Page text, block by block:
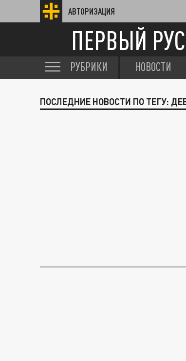
АВТОРИЗАЦИЯ
ПЕРВЫЙ
РУБРИКИ НОВОСТИ
ПОСЛЕДНИЕ НОВОСТИ ПО ТЕГУ: